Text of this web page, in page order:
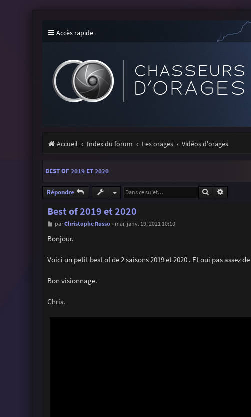
Accès rapide
Accueil Index du forum Les orages Vidéos d'orages
BEST OF 2019 ET 2020
Répondre Rechercher
Best of 2019 et 2020
M
s
s
g
e
parChristophe Russo» mar. janv. 19, 2021 10:10
Bonjour.
Voici un petit best of de 2 saisons 2019 et 2020 . Et oui pas assez
Bon visionnage.
Chris.